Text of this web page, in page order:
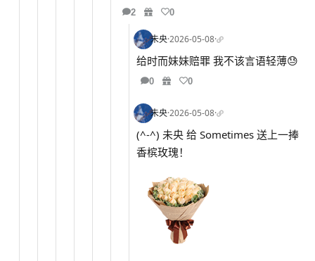
2 0
未央·2026-05-08·
给时而妹妹赔罪 我不该言语轻薄😓
0 0
未央·2026-05-08·
(^-^) 未央 给 Sometimes 送上一捧
香槟玫瑰！